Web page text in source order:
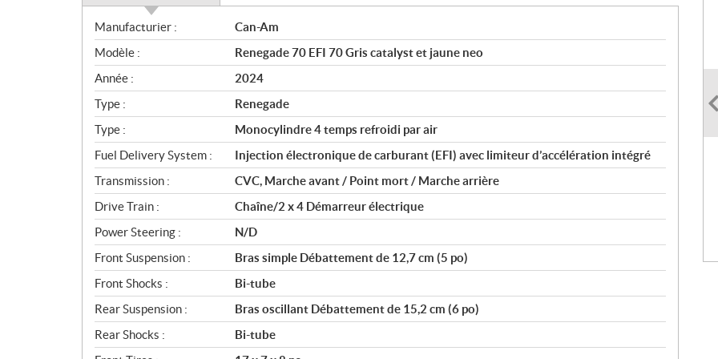
S
p
é
c
i
f
i
c
a
t
i
o
n
s
Manufacturier :
Can-Am
Modèle :
Renegade 70 EFI 70 Gris catalyst et jaune neo
Année :
2024
Type :
Renegade
Type :
Monocylindre 4 temps refroidi par air
Fuel Delivery System :
Injection électronique de carburant (EFI) avec limiteur d’accélération intégré
Transmission :
CVC, Marche avant / Point mort / Marche arrière
Drive Train :
Chaîne/2 x 4 Démarreur électrique
Power Steering :
N/D
Front Suspension :
Bras simple Débattement de 12,7 cm (5 po)
Front Shocks :
Bi-tube
Rear Suspension :
Bras oscillant Débattement de 15,2 cm (6 po)
Rear Shocks :
Bi-tube